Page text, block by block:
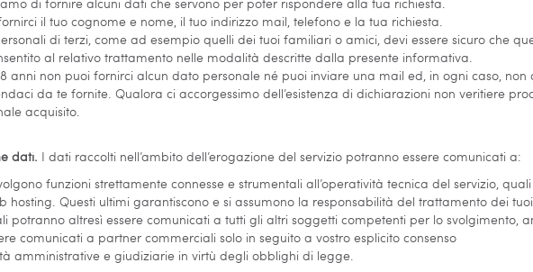
il tuo cognome e nome, il tuo indirizzo mail, telefono e la tua richiesta.
di terzi, come ad esempio quelli dei tuoi familiari o amici, devi essere sicuro che
al relativo trattamento nelle modalità descritte dalla presente informativa.
anni non puoi fornirci alcun dato personale né puoi inviare una mail ed, in ogni caso,
da te fornite. Qualora ci accorgessimo dell’esistenza di dichiarazioni non veritiere
acquisito.
dati. I dati raccolti nell’ambito dell’erogazione del servizio potranno essere comunicati a:
funzioni strettamente connesse e strumentali all’operatività tecnica del servizio,
hosting. Questi ultimi garantiscono e si assumono la responsabilità del trattamento dei
potranno altresì essere comunicati a tutti gli altri soggetti competenti per lo svolgimento,
comunicati a partner commerciali solo in seguito a vostro esplicito consenso
amministrative e giudiziarie in virtù degli obblighi di legge.